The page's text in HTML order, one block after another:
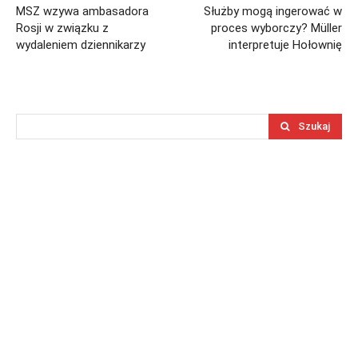
MSZ wzywa ambasadora
Rosji w związku z
wydaleniem dziennikarzy
Służby mogą ingerować w
proces wyborczy? Müller
interpretuje Hołownię
Szukaj